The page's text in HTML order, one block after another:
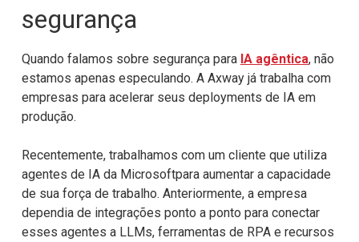
segurança
Quando falamos sobre segurança para IA agêntica, não
estamos apenas especulando. A Axway já trabalha com
empresas para acelerar seus deployments de IA em
produção.
Recentemente, trabalhamos com um cliente que utiliza
agentes de IA da Microsoftpara aumentar a capacidade
de sua força de trabalho. Anteriormente, a empresa
dependia de integrações ponto a ponto para conectar
esses agentes a LLMs, ferramentas de RPA e recursos